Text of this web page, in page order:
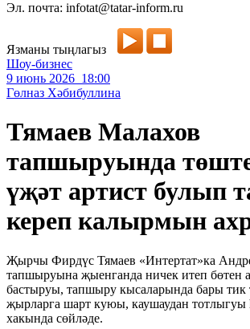
Эл. почта: infotat@tatar-inform.ru
Язманы тыңлагыз
Шоу-бизнес
9 июнь 2026 18:00
Гөлназ Хәбибуллина
Тямаев Малахов
тапшыруында
үҗәт артист булып
кереп калырмын
Җырчы Фирдүс Тямаев «Интертат»ка
тапшыруына җыенганда ничек итеп бөтен
бастыруы, тапшыру кысаларында бары тик
җырларга шарт куюы, каушаудан тотлыгуы
хакында сөйләде.